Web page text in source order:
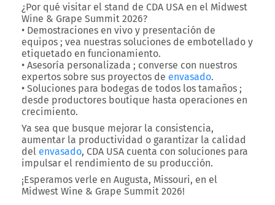
¿Por qué visitar el stand de CDA USA en el Midwest
Wine & Grape Summit 2026?
• Demostraciones en vivo y presentación de
equipos ; vea nuestras soluciones de embotellado y
etiquetado en funcionamiento.
• Asesoría personalizada ; converse con nuestros
expertos sobre sus proyectos de envasado.
• Soluciones para bodegas de todos los tamaños ;
desde productores boutique hasta operaciones en
crecimiento.
Ya sea que busque mejorar la consistencia,
aumentar la productividad o garantizar la calidad
del envasado, CDA USA cuenta con soluciones para
impulsar el rendimiento de su producción.
¡Esperamos verle en Augusta, Missouri, en el
Midwest Wine & Grape Summit 2026!